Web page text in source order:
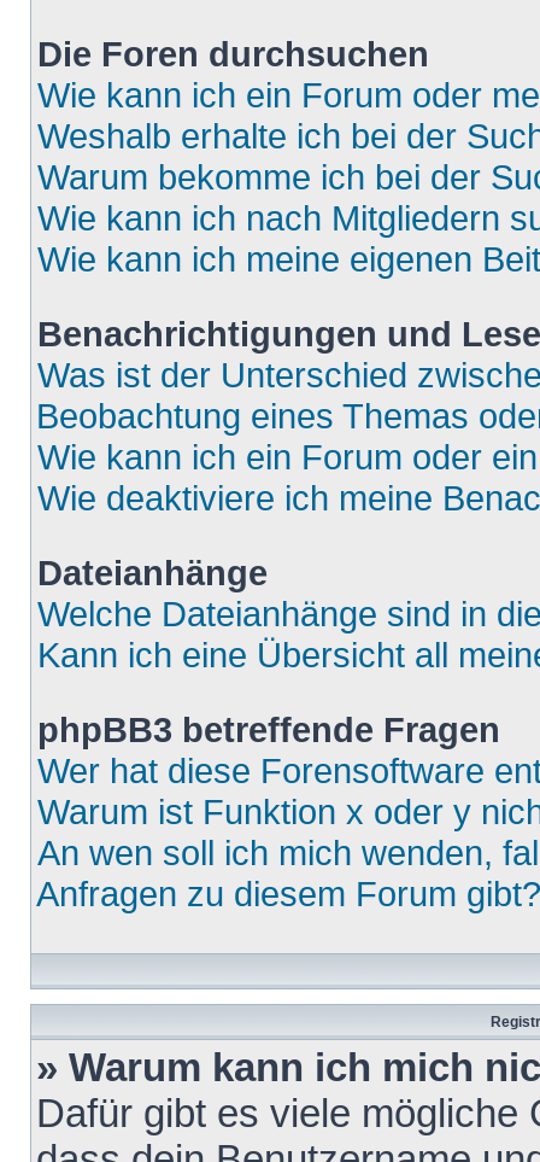
Die Foren durchsuchen
Wie kann ich ein Forum oder
Weshalb erhalte ich bei der
Warum bekomme ich bei der
Wie kann ich nach Mitgliedern
Wie kann ich meine eigenen
Benachrichtigungen und
Was ist der Unterschied
Beobachtung eines Themas
Wie kann ich ein Forum oder
Wie deaktiviere ich meine
Dateianhänge
Welche Dateianhänge sind in
Kann ich eine Übersicht all
phpBB3 betreffende Fragen
Wer hat diese Forensoftware
Warum ist Funktion x oder y
An wen soll ich mich wenden,
Anfragen zu diesem Forum gibt?
» Warum kann ich mich
Dafür gibt es viele